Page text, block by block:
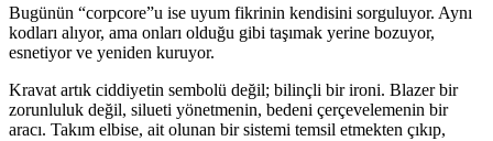
Bugünün “corpcore”u ise uyum fikrinin kendisini sorguluyor. Aynı
kodları alıyor, ama onları olduğu gibi taşımak yerine bozuyor,
esnetiyor ve yeniden kuruyor.
Kravat artık ciddiyetin sembolü değil; bilinçli bir ironi. Blazer bir
zorunluluk değil, silueti yönetmenin, bedeni çerçevelemenin bir
aracı. Takım elbise, ait olunan bir sistemi temsil etmekten çıkıp,